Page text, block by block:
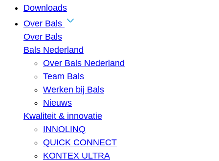
Downloads
Over Bals
Over Bals
Bals Nederland
Over Bals Nederland
Team Bals
Werken bij Bals
Nieuws
Kwaliteit & innovatie
INNOLINQ
QUICK CONNECT
KONTEX ULTRA